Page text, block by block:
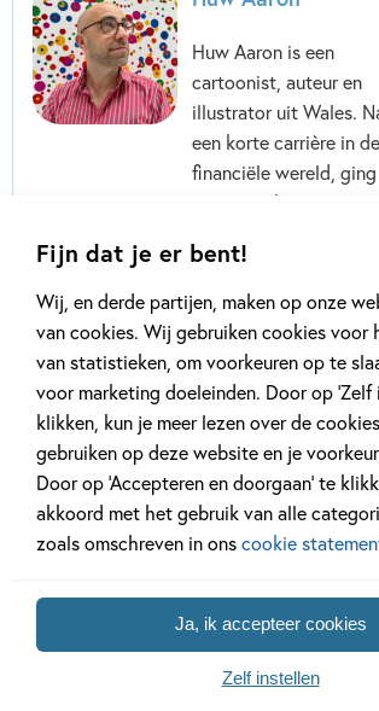
Fijn dat je er bent!
Wij, en derde partijen, maken op onze
van cookies. Wij gebruiken cookies voor
van statistieken, om voorkeuren op te
voor marketing doeleinden. Door op ‘Zelf
klikken, kun je meer lezen over de
gebruiken op deze website en je
Door op ‘Accepteren en doorgaan’ te
akkoord met het gebruik van alle
zoals omschreven in onscookie
Ja, ik accepteer cookies
Zelf instellen
Huw Aaron is een
cartoonist, auteur en
illustrator uit Wales.
een korte carrière in de
financiële wereld, ging
Huw aan de slag als
tijdschriften. Daarna
begon Huw strips te
maken...
Lees meer
Gerelateerde